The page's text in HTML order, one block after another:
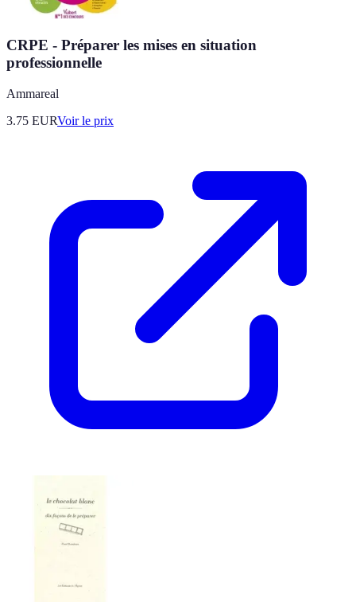
CRPE - Préparer les mises en situation
professionnelle
Ammareal
3.75 EURVoir le prix